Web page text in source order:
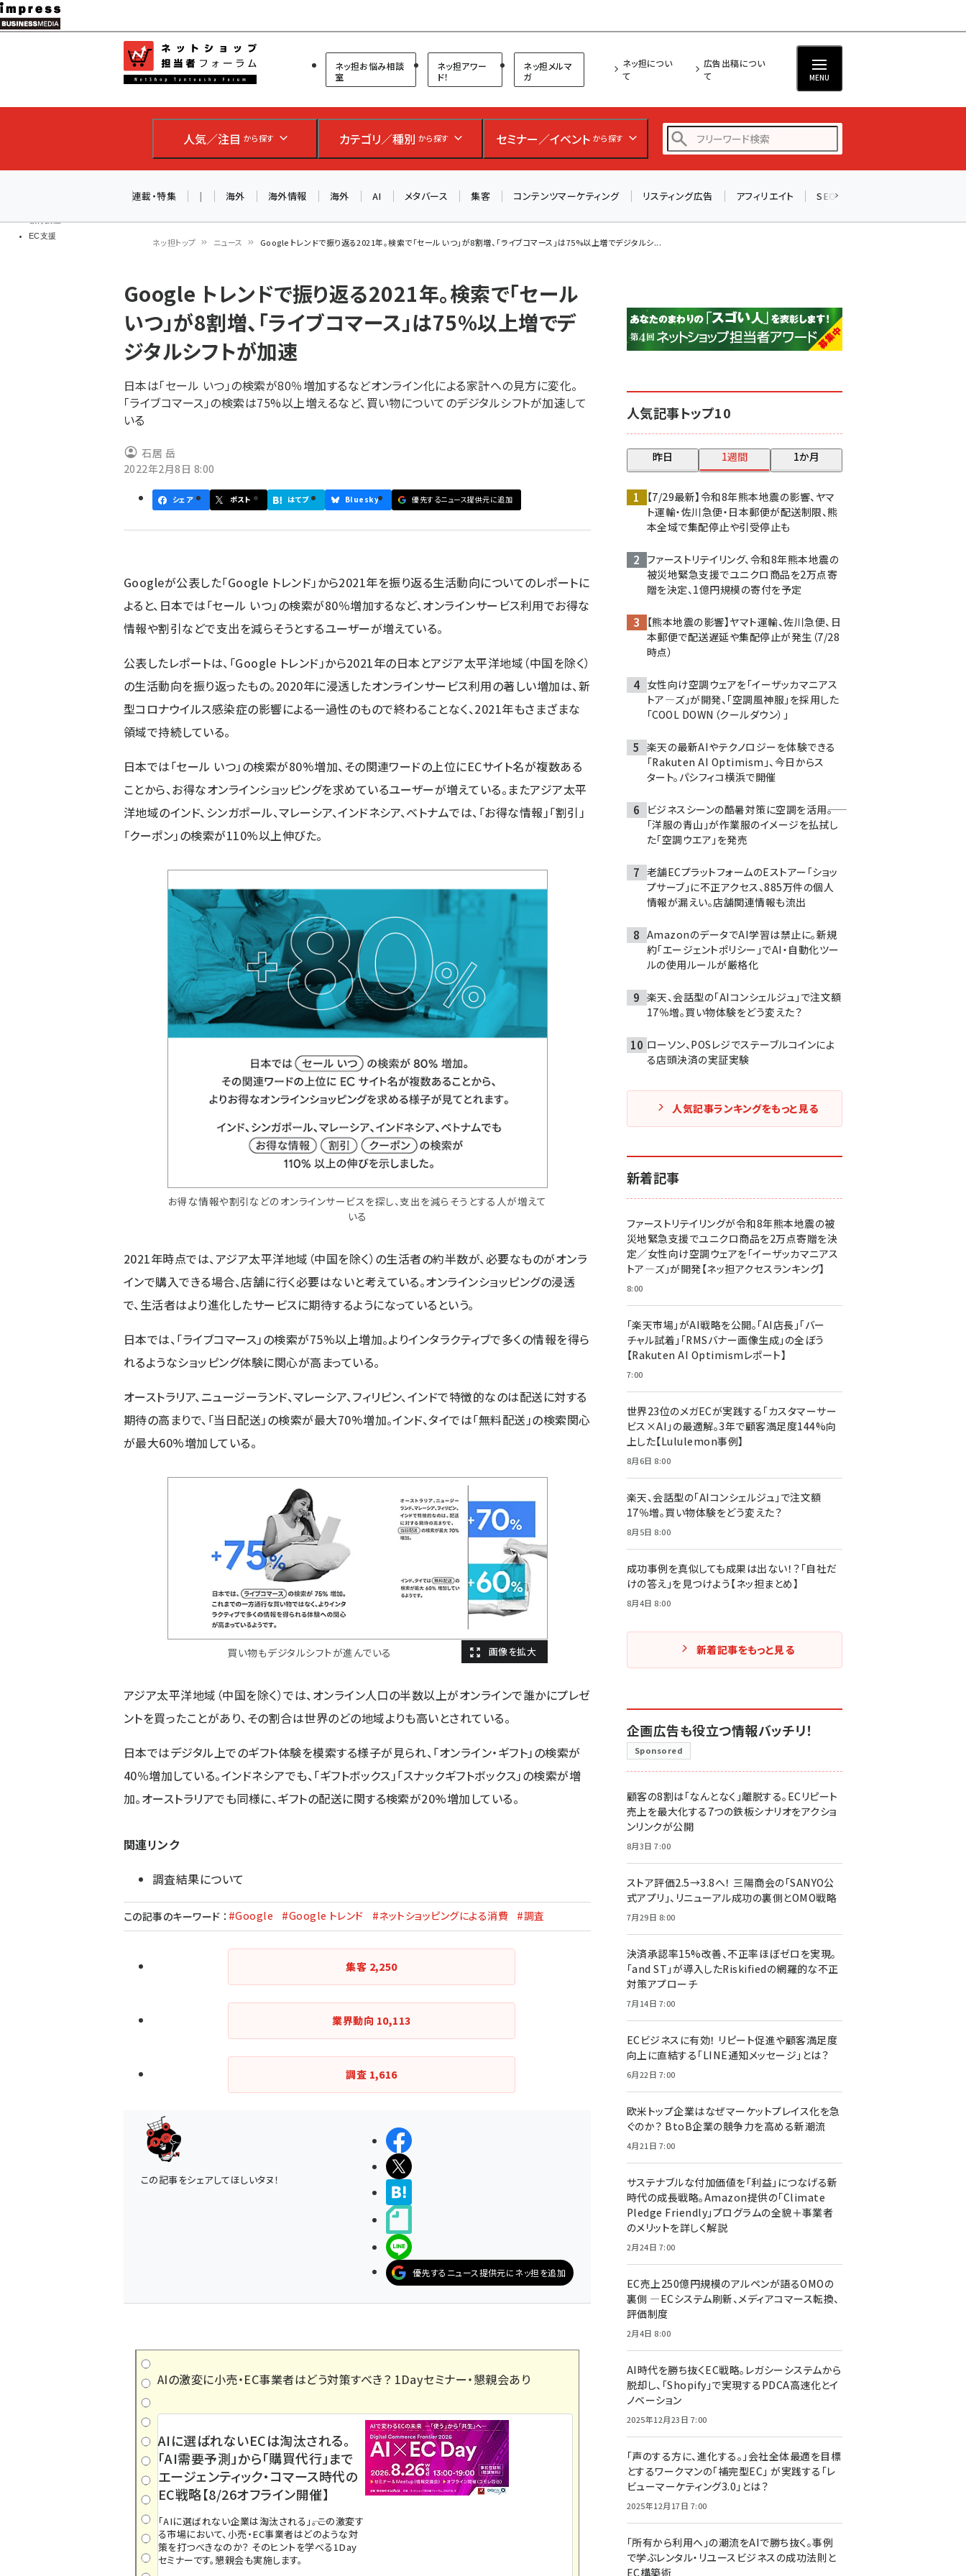
メ
イ
ン
ツ
移
教育講座
EC支援
ネットショップ担当者フォーラム
ネッ担お悩み相談
室
ネッ担アワー
ド！
ネッ担メルマ
ガ
ネッ担につい
て
広告出稿につい
て
MENU
人気／注目 から探す カテゴリ／種別 から探す セミナー／イベント から探す
アスクル (1119)
base (1077)
連載・特集 | 海外 海外情報 海外 AI メタバース 集客 コンテンツマーケティング リスティング広告 アフィリエイト SEO
ン
く
ず
ネッ担トップ ニュース Google トレンドで振り返る2021年。検索で「セール いつ」が8割増、「ライブコマース」は75%以上増でデジタルシ...
Google トレンドで振り返る2021年。検索で「セール
いつ」が8割増、「ライブコマース」は75%以上増でデ
ジタルシフトが加速
日本は「セール いつ」の検索が80％増加するなどオンライン化による家計への見方に変化。
「ライブコマース」の検索は75%以上増えるなど、買い物についてのデジタルシフトが加速して
いる
石居 岳
2022年2月8日 8:00
シェア ポスト はてブ Bluesky 優先するニュース提供元に追加
Googleが公表した「Google トレンド」から2021年を振り返る生活動向についてのレポートに
よると、日本では「セール いつ」の検索が80％増加するなど、オンラインサービス利用でお得な
情報や割引などで支出を減らそうとするユーザーが増えている。
公表したレポートは、「Google トレンド」から2021年の日本とアジア太平洋地域（中国を除く）
の生活動向を振り返ったもの。2020年に浸透したオンラインサービス利用の著しい増加は、新
型コロナウイルス感染症の影響による一過性のもので終わることなく、2021年もさまざまな
領域で持続している。
日本では「セール いつ」の検索が80%増加、その関連ワードの上位にECサイト名が複数ある
ことから、お得なオンラインショッピングを求めているユーザーが増えている。またアジア太平
洋地域のインド、シンガポール、マレーシア、インドネシア、ベトナムでは、「お得な情報」「割引」
「クーポン」の検索が110%以上伸びた。
お得な情報や割引などのオンラインサービスを探し、支出を減らそうとする人が増えて
いる
2021年時点では、アジア太平洋地域（中国を除く）の生活者の約半数が、必要なものがオンラ
インで購入できる場合、店舗に行く必要はないと考えている。オンラインショッピングの浸透
で、生活者はより進化したサービスに期待するようになっているという。
日本では、「ライブコマース」の検索が75%以上増加。よりインタラクティブで多くの情報を得ら
れるようなショッピング体験に関心が高まっている。
オーストラリア、ニュージーランド、マレーシア、フィリピン、インドで特徴的なのは配送に対する
期待の高まりで、「当日配送」の検索が最大70%増加。インド、タイでは「無料配送」の検索関心
が最大60%増加している。
買い物もデジタルシフトが進んでいる
アジア太平洋地域（中国を除く）では、オンライン人口の半数以上がオンラインで誰かにプレゼ
ントを買ったことがあり、その割合は世界のどの地域よりも高いとされている。
日本ではデジタル上でのギフト体験を模索する様子が見られ、「オンライン・ギフト」の検索が
40％増加している。インドネシアでも、「ギフトボックス」「スナックギフトボックス」の検索が増
加。オーストラリアでも同様に、ギフトの配送に関する検索が20%増加している。
関連リンク
調査結果について
この記事のキーワード ： #Google #Google トレンド #ネットショッピングによる消費 #調査
集客 2,250
業界動向 10,113
調査 1,616
この記事をシェアしてほしいタヌ！
優先するニュース提供元にネッ担を追加
AIの激変に小売・EC事業者はどう対策すべき？ 1Dayセミナー・懇親会あり
AIに選ばれないECは淘汰される。
「AI需要予測」から「購買代行」まで
エージェンティック・コマース時代の
EC戦略【8/26オフライン開催】
「AIに選ばれない企業は淘汰される」――。この激変す
る市場において、小売・EC事業者はどのような対
策を打つべきなのか？ そのヒントを学べる1Day
セミナーです。懇親会も実施します。
人気記事トップ10
昨日 1週間 1か月
【7/29最新】令和8年熊本地震の影響、ヤマ
ト運輸・佐川急便・日本郵便が配送制限、熊
本全域で集配停止や引受停止も
ファーストリテイリング、令和8年熊本地震の
被災地緊急支援でユニクロ商品を2万点寄
贈を決定、1億円規模の寄付を予定
【熊本地震の影響】ヤマト運輸、佐川急便、日
本郵便で配送遅延や集配停止が発生（7/28
時点）
女性向け空調ウェアを「イーザッカマニアス
トア―ズ」が開発、「空調風神服」を採用した
「COOL DOWN（クールダウン）」
楽天の最新AIやテクノロジーを体験できる
「Rakuten AI Optimism」、今日からス
タート。パシフィコ横浜で開催
ビジネスシーンの酷暑対策に空調を活用――。
「洋服の青山」が作業服のイメージを払拭し
た「空調ウエア」を発売
老舗ECプラットフォームのEストアー「ショッ
プサーブ」に不正アクセス、885万件の個人
情報が漏えい。店舗関連情報も流出
AmazonのデータでAI学習は禁止に。新規
約「エージェントポリシー」でAI・自動化ツー
ルの使用ルールが厳格化
楽天、会話型の「AIコンシェルジュ」で注文額
17％増。買い物体験をどう変えた？
ローソン、POSレジでステーブルコインによ
る店頭決済の実証実験
人気記事ランキングをもっと見る
新着記事
ファーストリテイリングが令和8年熊本地震の被
災地緊急支援でユニクロ商品を2万点寄贈を決
定／女性向け空調ウェアを「イーザッカマニアス
トア―ズ」が開発【ネッ担アクセスランキング】
8:00
「楽天市場」がAI戦略を公開。「AI店長」「バー
チャル試着」「RMSバナー画像生成」の全ぼう
【Rakuten AI Optimismレポート】
7:00
世界23位のメガECが実践する「カスタマーサー
ビス×AI」の最適解。3年で顧客満足度144%向
上した【Lululemon事例】
8月6日 8:00
楽天、会話型の「AIコンシェルジュ」で注文額
17％増。買い物体験をどう変えた？
8月5日 8:00
成功事例を真似しても成果は出ない！？「自社だ
けの答え」を見つけよう【ネッ担まとめ】
8月4日 8:00
新着記事をもっと見る
企画広告も役立つ情報バッチリ！
Sponsored
顧客の8割は「なんとなく」離脱する。ECリピート
売上を最大化する7つの鉄板シナリオをアクショ
ンリンクが公開
8月3日 7:00
ストア評価2.5→3.8へ！ 三陽商会の「SANYO公
式アプリ」、リニューアル成功の裏側とOMO戦略
7月29日 8:00
決済承認率15%改善、不正率ほぼゼロを実現。
「and ST」が導入したRiskifiedの網羅的な不正
対策アプローチ
7月14日 7:00
ECビジネスに有効！ リピート促進や顧客満足度
向上に直結する「LINE通知メッセージ」とは？
6月22日 7:00
欧米トップ企業はなぜマーケットプレイス化を急
ぐのか？ BtoB企業の競争力を高める新潮流
4月21日 7:00
サステナブルな付加価値を「利益」につなげる新
時代の成長戦略。Amazon提供の「Climate
Pledge Friendly」プログラムの全貌＋事業者
のメリットを詳しく解説
2月24日 7:00
EC売上250億円規模のアルペンが語るOMOの
裏側 ―ECシステム刷新、メディアコマース転換、
評価制度
2月4日 8:00
AI時代を勝ち抜くEC戦略。レガシーシステムから
脱却し、「Shopify」で実現するPDCA高速化とイ
ノベーション
2025年12月23日 7:00
「声のする方に、進化する。」会社全体最適を目標
とするワークマンの「補完型EC」 が実践する「レ
ビューマーケティング3.0」とは？
2025年12月17日 7:00
「所有から利用へ」の潮流をAIで勝ち抜く。事例
で学ぶレンタル・リユースビジネスの成功法則と
EC構築術
AIが買い物を代行する時代に打つべき「次の一手」とは？
アルペン、オイシックス、元UA責任者が登壇のリアルECセ
ミナー（8/26＠東京）【交流会も実施】
参加登録はこちら↑